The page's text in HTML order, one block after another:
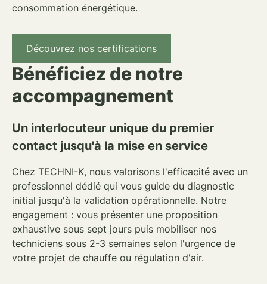
consommation énergétique.
Découvrez nos certifications
Bénéficiez de notre
accompagnement
Un interlocuteur unique du premier
contact jusqu'à la mise en service
Chez TECHNI-K, nous valorisons l'efficacité avec un
professionnel dédié qui vous guide du diagnostic
initial jusqu'à la validation opérationnelle. Notre
engagement : vous présenter une proposition
exhaustive sous sept jours puis mobiliser nos
techniciens sous 2-3 semaines selon l'urgence de
votre projet de chauffe ou régulation d'air.